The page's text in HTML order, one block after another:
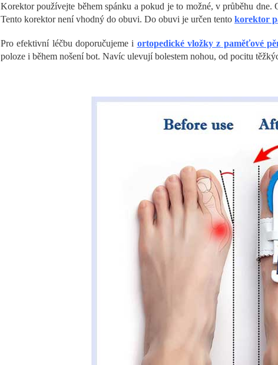
Korektor používejte během spánku a pokud je to možné, v průběhu
Tento korektor není vhodný do obuvi. Do obuvi je určen tento korektor
Pro efektivní léčbu doporučujeme i ortopedické vložky z paměťové
poloze i během nošení bot. Navíc ulevují bolestem nohou, od pocitu